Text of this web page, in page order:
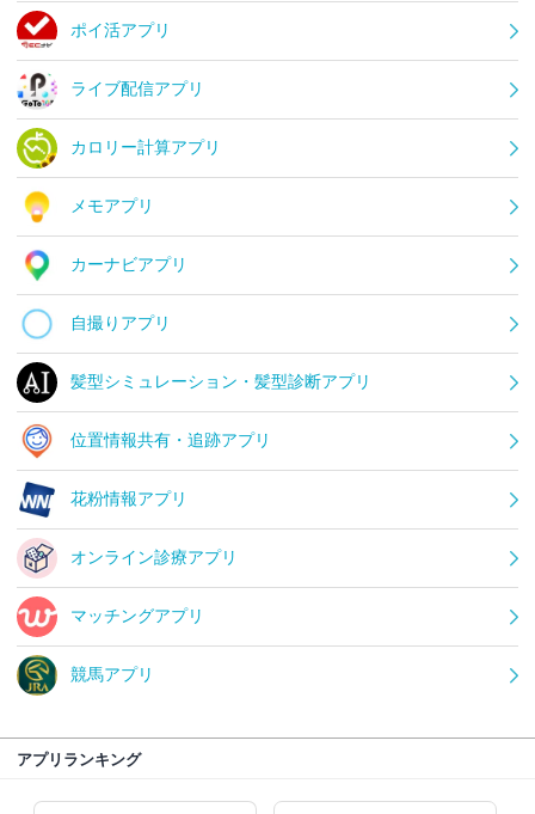
ポイ活アプリ
ライブ配信アプリ
カロリー計算アプリ
メモアプリ
カーナビアプリ
自撮りアプリ
髪型シミュレーション・髪型診断アプリ
位置情報共有・追跡アプリ
花粉情報アプリ
オンライン診療アプリ
マッチングアプリ
競馬アプリ
アプリランキング